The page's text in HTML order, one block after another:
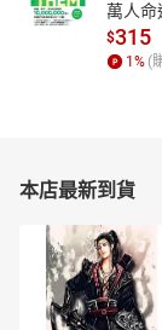
萬人命
書】
$315
1 % (
本店最新到貨